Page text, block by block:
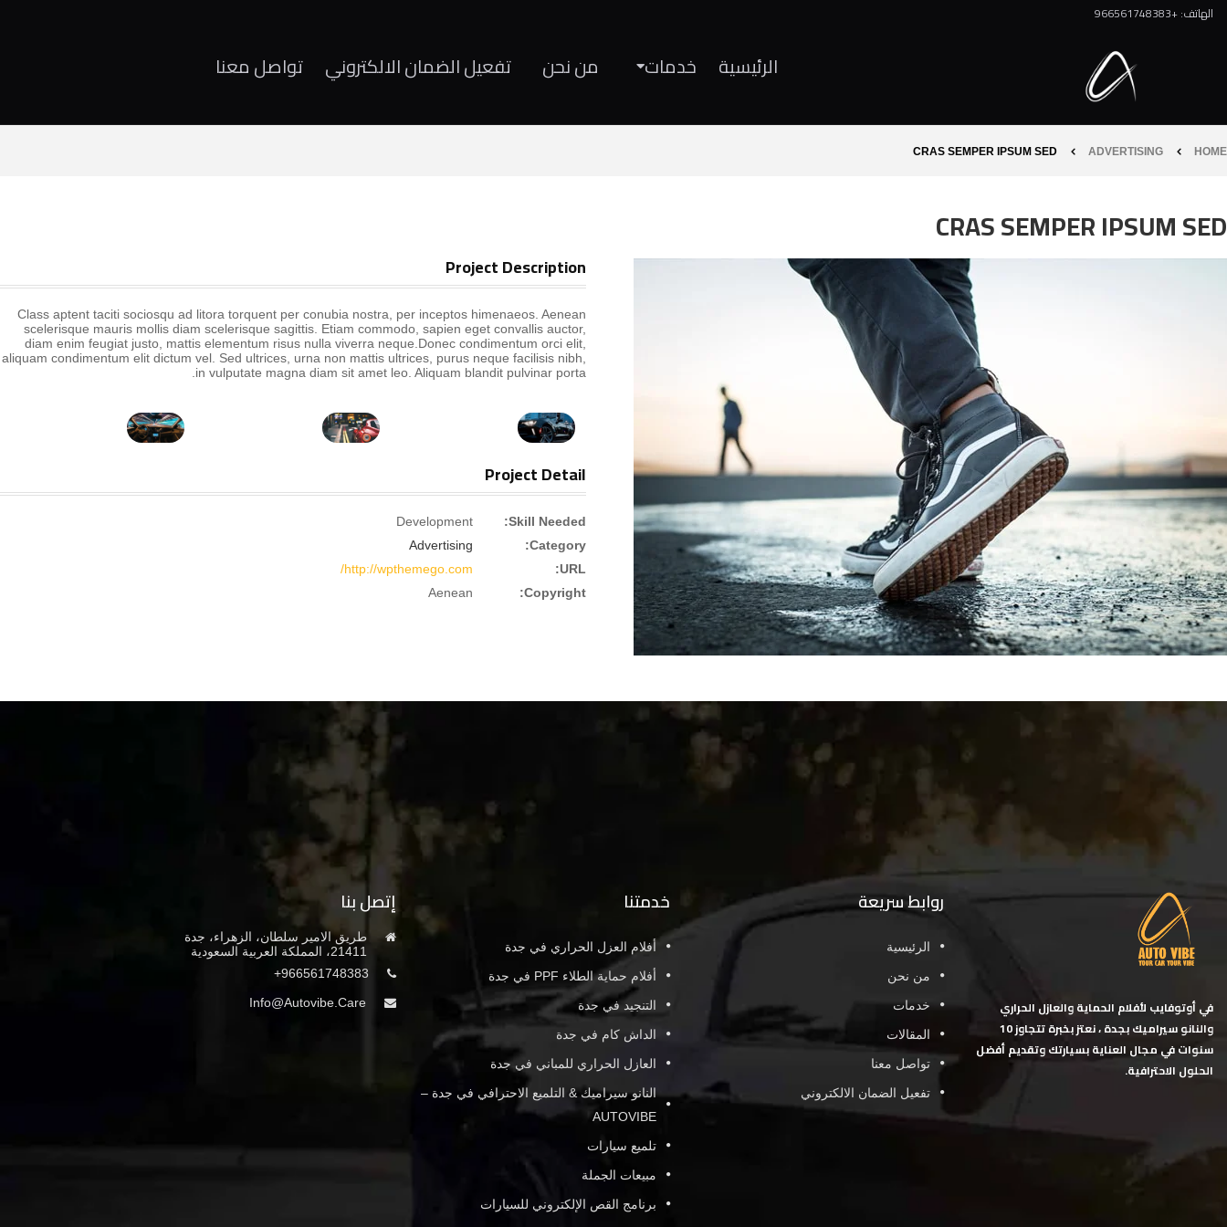
الهاتف: +966561748383
الرئيسية خدمات من نحن تفعيل الضمان الالكتروني تواصل معنا
HOME
ADVERTISING
CRAS SEMPER IPSUM SED
CRAS SEMPER IPSUM SED
Project Description
Class aptent taciti sociosqu ad litora torquent per conubia nostra, per inceptos himenaeos. Aenean
scelerisque mauris mollis diam scelerisque sagittis. Etiam commodo, sapien eget convallis auctor,
diam enim feugiat justo, mattis elementum risus nulla viverra neque.Donec condimentum orci elit,
aliquam condimentum elit dictum vel. Sed ultrices, urna non mattis ultrices, purus neque facilisis nibh,
in vulputate magna diam sit amet leo. Aliquam blandit pulvinar porta.
Project Detail
Skill Needed:
Category:
Advertising
URL:
http://wpthemego.com/
Copyright:
في أوتوفايب لأفلام الحماية والعازل الحراري
والنانو سيراميك بجدة ، نعتز بخبرة تتجاوز 10
سنوات في مجال العناية بسيارتك وتقديم أفضل
الحلول الاحترافية.
روابط سريعة
الرئيسية
من نحن
خدمات
المقالات
تواصل معنا
تفعيل الضمان الالكتروني
خدمتنا
أفلام العزل الحراري في جدة
أفلام حماية الطلاء PPF في جدة
التنجيد في جدة
الداش كام في جدة
العازل الحراري للمباني في جدة
النانو سيراميك & التلميع الاحترافي في جدة –
AUTOVIBE
تلميع سيارات
مبيعات الجملة
برنامج القص الإلكتروني للسيارات
إتصل بنا
طريق الامير سلطان، الزهراء، جدة
21411، المملكة العربية السعودية
966561748383+
Info@autovibe.care